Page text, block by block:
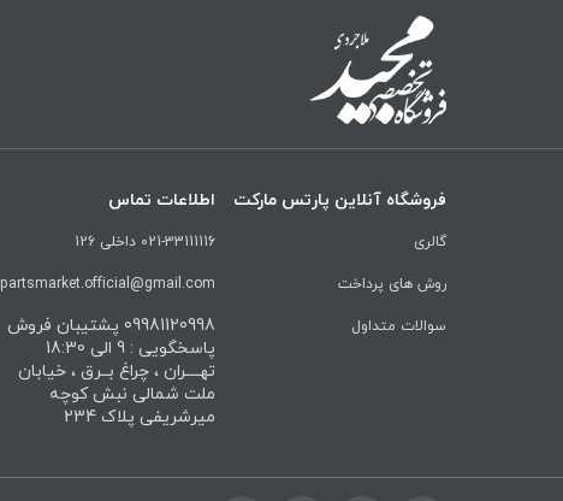
فروشگاه آنلاین پارتس مارکت
گالری
روش های پرداخت
سوالات متداول
اطلاعات تماس
021-33111116 داخلی 126
partsmarket.official@gmail.com
09981120998 پشتیبان فروش
پاسخگویی : 9 الی 18:30
تهــــران ، چراغ بــرق ، خیابان
ملت شمالی نبش کوچه
میرشریفی پلاک 234